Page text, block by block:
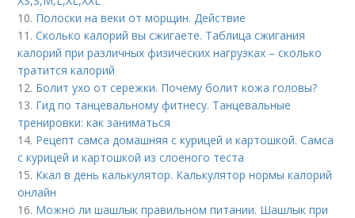
10. Полоски на веки от морщин. Действие
11.Сколько калорий вы сжигаете. Таблица сжигания
калорий при различных физических нагрузках – сколько
тратится калорий
12. Болит ухо от сережки. Почему болит кожа головы?
13. Гид по танцевальному фитнесу. Танцевальные
тренировки: как заниматься
14. Рецепт самса домашняя с курицей и картошкой. Самса
с курицей и картошкой из слоеного теста
15. Ккал в день калькулятор. Калькулятор нормы калорий
онлайн
16. Можно ли шашлык правильном питании. Шашлык при